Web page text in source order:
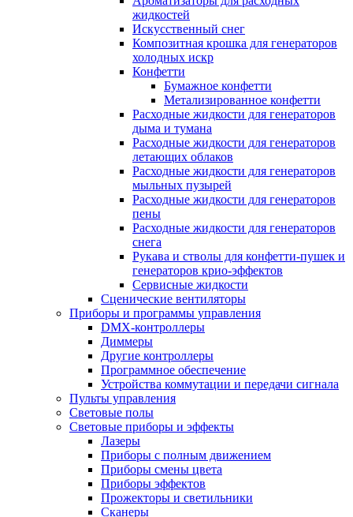
жидкостей
Искусственный снег
Композитная крошка для генераторов
холодных искр
Конфетти
Бумажное конфетти
Метализированное конфетти
Расходные жидкости для генераторов
дыма и тумана
Расходные жидкости для генераторов
летающих облаков
Расходные жидкости для генераторов
мыльных пузырей
Расходные жидкости для генераторов
пены
Расходные жидкости для генераторов
снега
Рукава и стволы для конфетти-пушек и
генераторов крио-эффектов
Сервисные жидкости
Сценические вентиляторы
Приборы и программы управления
DMX-контроллеры
Диммеры
Другие контроллеры
Программное обеспечение
Устройства коммутации и передачи сигнала
Пульты управления
Световые полы
Световые приборы и эффекты
Лазеры
Приборы с полным движением
Приборы смены цвета
Приборы эффектов
Прожекторы и светильники
Сканеры